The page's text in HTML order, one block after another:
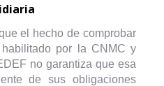
el hecho de comprobar
por la CNMC y
no garantiza que esa
de sus obligaciones